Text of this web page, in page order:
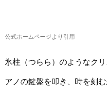
公式ホームページより引用
氷柱（つらら）のようなク
アノの鍵盤を叩き、時を刻